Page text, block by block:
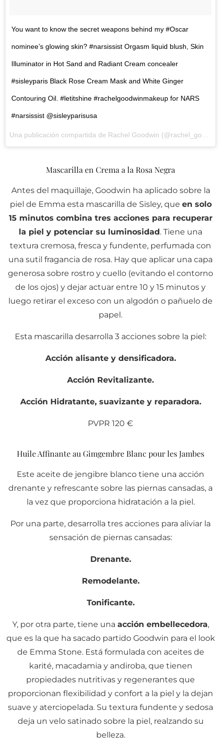
You want to know the secret weapons behind my #Oscar
nominee’s glowing skin? #narsissist Orgasm liquid blush, Skin
Illuminator in Hot Sand and Radiant Cream concealer
#sisleyparis Black Rose Cream Mask and White Ginger
Contouring Oil. #letitshine #rachelgoodwinmakeup for NARS
#narsissist @sisleyparisusa
Mascarilla en Crema a la Rosa Negra
Antes del maquillaje, Goodwin ha aplicado sobre la
piel de Emma esta mascarilla de Sisley, que en solo
15 minutos combina tres acciones para recuperar
la piel y potenciar su luminosidad. Tiene una
textura cremosa, fresca y fundente, perfumada con
una sutil fragancia de rosa. Hay que aplicar una capa
generosa sobre rostro y cuello (evitando el contorno
de los ojos) y dejar actuar entre 10 y 15 minutos y
luego retirar el exceso con un algodón o pañuelo de
papel.
Esta mascarilla desarrolla 3 acciones sobre la piel:
Acción alisante y densificadora.
Acción Revitalizante.
Acción Hidratante, suavizante y reparadora.
PVPR 120 €
Huile Affinante au Gimgembre Blanc pour les Jambes
Este aceite de jengibre blanco tiene una acción
drenante y refrescante sobre las piernas cansadas, a
la vez que proporciona hidratación a la piel.
Por una parte, desarrolla tres acciones para aliviar la
sensación de piernas cansadas:
Drenante.
Remodelante.
Tonificante.
Y, por otra parte, tiene una acción embellecedora,
que es la que ha sacado partido Goodwin para el look
de Emma Stone. Está formulada con aceites de
karité, macadamia y andiroba, que tienen
propiedades nutritivas y regenerantes que
proporcionan flexibilidad y confort a la piel y la dejan
suave y aterciopelada. Su textura fundente y sedosa
deja un velo satinado sobre la piel, realzando su
belleza.